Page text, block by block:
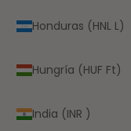
Honduras (HNL L)
Hungría (HUF Ft)
India (INR ₹)